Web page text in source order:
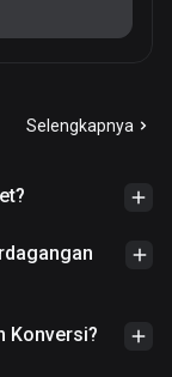
Selengkapnya
Konversi?